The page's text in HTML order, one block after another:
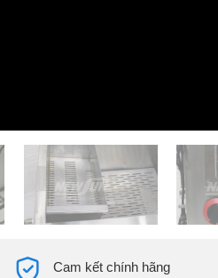
Cam kết chính hãng